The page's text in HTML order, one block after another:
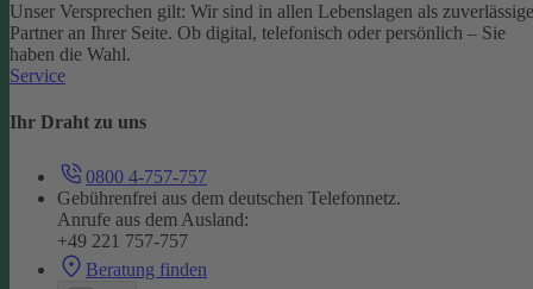
Unser Versprechen gilt: Wir sind in allen Lebenslagen als
Partner an Ihrer Seite. Ob digital, telefonisch oder persönlich – Sie
haben die Wahl.
Service
Ihr Draht zu uns
0800 4-757-757
Gebührenfrei aus dem deutschen Telefonnetz.
Anrufe aus dem Ausland:
+49 221 757-757
Beratung finden